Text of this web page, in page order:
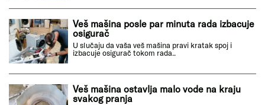
Veš mašina posle par minuta rada izbacuje
osigurač
U slučaju da vaša veš mašina pravi kratak spoj i
izbacuje osigurač tokom rada..
Veš mašina ostavlja malo vode na kraju
svakog pranja